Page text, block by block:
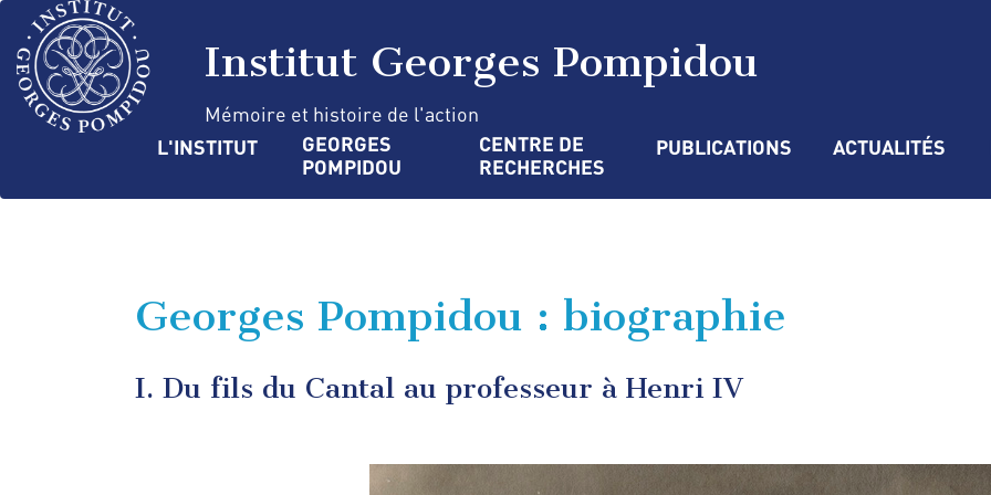
Aller
au
contenu
principal
Institut Georges Pompidou
Mémoire et histoire de l'action
Navigation
L'INSTITUT
GEORGES
POMPIDOU
CENTRE DE
RECHERCHES
PUBLICATIONS ACTUALITÉS
Georges Pompidou : biographie
I. Du fils du Cantal au professeur à Henri IV
Panneau de gestion des cookies